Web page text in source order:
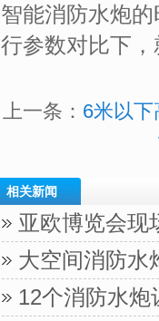
智能消防水炮
行参数对比下
上一条： 6米以
相关新闻
亚欧博览会现
大空间消防水
12个消防水